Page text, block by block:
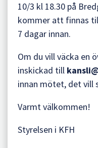
10/3 kl 18.30 på
kommer att finnas
7 dagar innan.
Om du vill väcka en
inskickad till
innan mötet, det vill
Varmt välkommen!
Styrelsen i KFH